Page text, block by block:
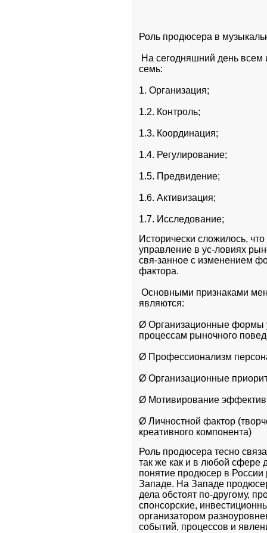
Роль продюсера в
На сегодняшний день всем
семь:
1. Организация;
1.2. Контроль;
1.3. Координация;
1.4. Регулирование;
1.5. Предвидение;
1.6. Активизация;
1.7. Исследование;
Исторически сложилось,
управление в ус-ловиях
свя-занное с изменением
фактора.
Основными признаками
являются:
Ø Организационные формы
процессам рыночного
Ø Профессионализм
Ø Организационные
Ø Мотивирование
Ø Личностной фактор
креативного компонента)
Роль продюсера тесно
так же как и в любой сфере
понятие продюсер в России
Западе. На Западе
дела обстоят по-другому,
спонсорские,
организатором
событий, процессов и